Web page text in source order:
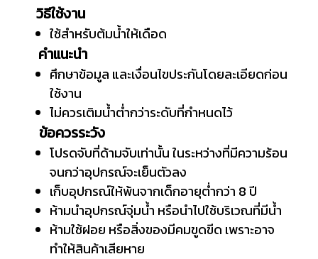
วิธีใช้งาน
ใช้สำหรับต้มน้ำให้เดือด
คำแนะนำ
ศึกษาข้อมูล และเงื่อนไขประกันโดยละเอียดก่อน
ใช้งาน
ไม่ควรเติมน้ำต่ำกว่าระดับที่กำหนดไว้
ข้อควรระวัง
โปรดจับที่ด้ามจับเท่านั้น ในระหว่างที่มีความร้อน
จนกว่าอุปกรณ์จะเย็นตัวลง
เก็บอุปกรณ์ให้พ้นจากเด็กอายุต่ำกว่า 8 ปี
ห้ามนำอุปกรณ์จุ่มน้ำ หรือนำไปใช้บริเวณที่มีน้ำ
ห้ามใช้ฝอย หรือสิ่งของมีคมขูดขีด เพราะอาจ
ทำให้สินค้าเสียหาย